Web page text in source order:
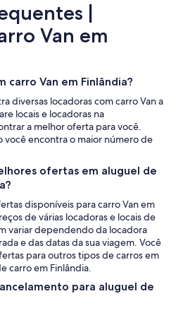
|
Van em
carro Van em Finlândia?
diversas locadoras com carro Van a
locais e locadoras na
a melhor oferta para você.
encontra o maior número de
ofertas em aluguel de
disponíveis para carro Van em
de várias locadoras e locais de
variar dependendo da locadora
e das datas da sua viagem. Você
para outros tipos de carros em
carro em Finlândia.
para aluguel de